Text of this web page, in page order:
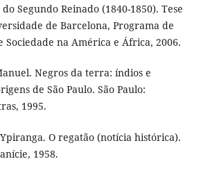
Segundo Reinado (1840-1850). Tese
de Barcelona, Programa de
Sociedade na América e África, 2006.
Negros da terra: índios e
de São Paulo. São Paulo:
1995.
O regatão (notícia histórica).
1958.